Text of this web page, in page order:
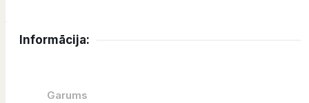
Informācija:
Garums